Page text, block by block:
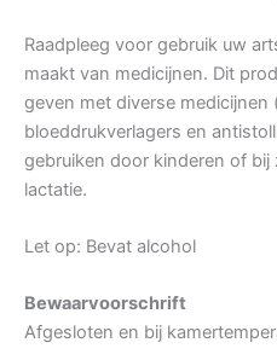
Raadpleeg voor gebruik uw
maakt van medicijnen. Dit
geven met diverse medicijnen
bloeddrukverlagers en
gebruiken door kinderen of
lactatie.
Let op: Bevat alcohol
Bewaarvoorschrift
Afgesloten en bij